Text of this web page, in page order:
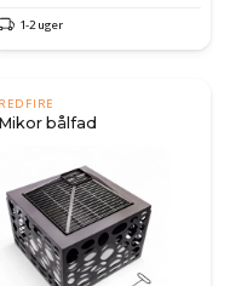
1-2 uger
REDFIRE
Mikor bålfad